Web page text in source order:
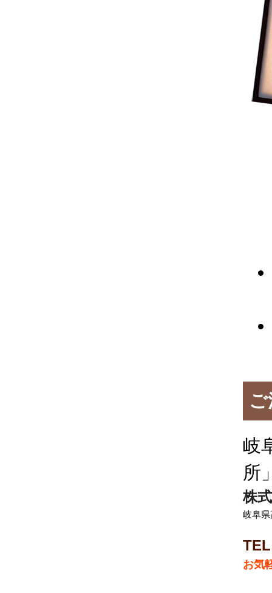
岐
所
株
岐阜
お気